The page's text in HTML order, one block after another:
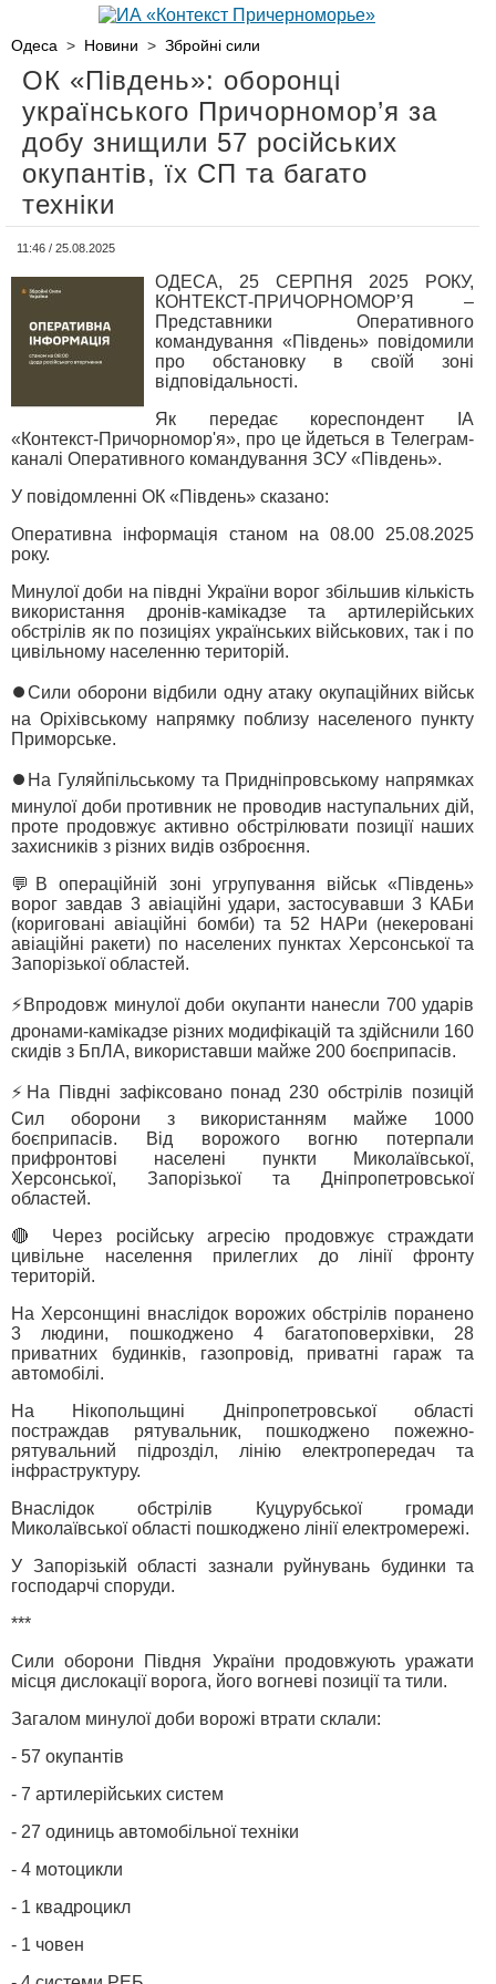
Одеса > Новини > Збройні сили
ОК «Південь»: оборонці
українського Причорномор’я за
добу знищили 57 російських
окупантів, їх СП та багато
техніки
11:46 / 25.08.2025
ОДЕСА, 25 СЕРПНЯ 2025 РОКУ,
КОНТЕКСТ-ПРИЧОРНОМОР’Я –
Представники Оперативного
командування «Південь» повідомили
про обстановку в своїй зоні
відповідальності.
Як передає кореспондент ІА
«Контекст-Причорномор'я», про це йдеться в Телеграм-
каналі Оперативного командування ЗСУ «Південь».
У повідомленні ОК «Південь» сказано:
Оперативна інформація станом на 08.00 25.08.2025
року.
Минулої доби на півдні України ворог збільшив кількість
використання дронів-камікадзе та артилерійських
обстрілів як по позиціях українських військових, так і по
цивільному населенню територій.
⏺Сили оборони відбили одну атаку окупаційних військ
на Оріхівському напрямку поблизу населеного пункту
Приморське.
⏺На Гуляйпільському та Придніпровському напрямках
минулої доби противник не проводив наступальних дій,
проте продовжує активно обстрілювати позиції наших
захисників з різних видів озброєння.
💬В операційній зоні угрупування військ «Південь»
ворог завдав 3 авіаційні удари, застосувавши 3 КАБи
(кориговані авіаційні бомби) та 52 НАРи (некеровані
авіаційні ракети) по населених пунктах Херсонської та
Запорізької областей.
⚡️Впродовж минулої доби окупанти нанесли 700 ударів
дронами-камікадзе різних модифікацій та здійснили 160
скидів з БпЛА, використавши майже 200 боєприпасів.
⚡️На Півдні зафіксовано понад 230 обстрілів позицій
Сил оборони з використанням майже 1000
боєприпасів. Від ворожого вогню потерпали
прифронтові населені пункти Миколаївської,
Херсонської, Запорізької та Дніпропетровської
областей.
🔴 Через російську агресію продовжує страждати
цивільне населення прилеглих до лінії фронту
територій.
На Херсонщині внаслідок ворожих обстрілів поранено
3 людини, пошкоджено 4 багатоповерхівки, 28
приватних будинків, газопровід, приватні гараж та
автомобілі.
На Нікопольщині Дніпропетровської області
постраждав рятувальник, пошкоджено пожежно-
рятувальний підрозділ, лінію електропередач та
інфраструктуру.
Внаслідок обстрілів Куцурубської громади
Миколаївської області пошкоджено лінії електромережі.
У Запорізькій області зазнали руйнувань будинки та
господарчі споруди.
***
Сили оборони Півдня України продовжують уражати
місця дислокації ворога, його вогневі позиції та тили.
Загалом минулої доби ворожі втрати склали:
- 57 окупантів
- 7 артилерійських систем
- 27 одиниць автомобільної техніки
- 4 мотоцикли
- 1 квадроцикл
- 1 човен